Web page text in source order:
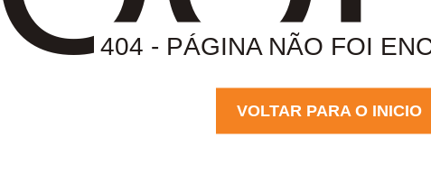
404 - PÁGINA NÃO FOI
VOLTAR PARA O INICIO